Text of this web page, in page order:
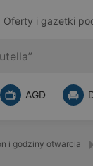
Oferty i gazetki
AGD
i godziny otwarcia